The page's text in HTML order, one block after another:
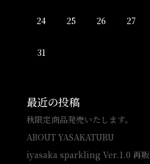
24 25 26 27
31
最近の投稿
秋限定商品発売いたします。
ABOUT YASAKATURU
iyasaka sparkling Ver.1.0 再販